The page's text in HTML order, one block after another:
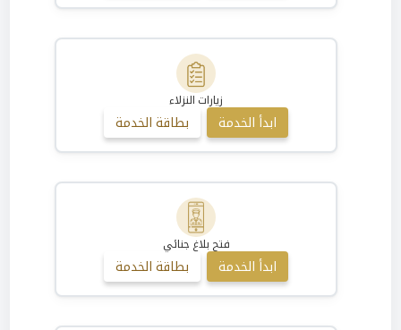
زيارات النزلاء
ابدأ الخدمة بطاقة الخدمة
فتح بلاغ جنائي
ابدأ الخدمة بطاقة الخدمة